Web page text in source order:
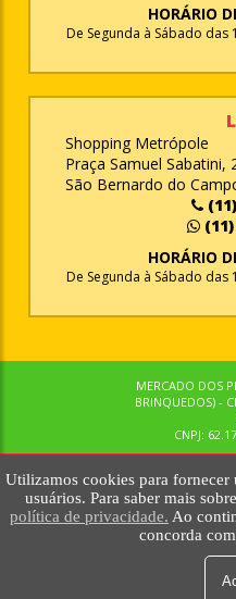
Utilizamos cookies para fornecer
usuários. Para saber mais
política de privacidade. Ao
concorda
HORÁRIO
De Segunda à Sábado das
Shopping Metrópole
Praça Samuel Sabatini,
São Bernardo do
(11)
HORÁRIO
De Segunda à Sábado das
MERCADO DOS
BRINQUEDOS) -
CNPJ:
© MPBRINQUEDOS. TODOS